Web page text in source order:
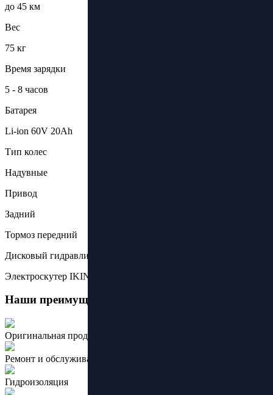
до 45 км
Вес
75 кг
Время зарядки
5 - 8 часов
Батарея
Li-ion 60V 20Ah
Тип колес
Надувные
Привод
Задний
Тормоз передний
Дисковый гидравлический
Электроскутер IKINGI X12 Pro
Наши преимущества:
Оригинальная продукция ведущих брендов
Ремонт и обслуживание
Гидроизоляция